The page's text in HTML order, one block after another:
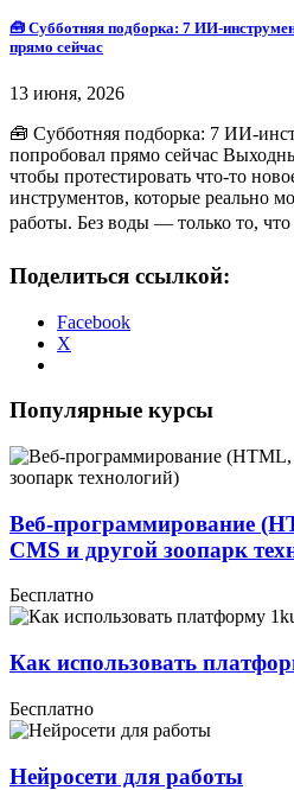
🧰 Субботняя подборка: 7 ИИ-
прямо сейчас
13 июня, 2026
🧰 Субботняя подборка: 7 ИИ-
попробовал прямо сейчас
чтобы протестировать что-то
инструментов, которые реально
работы. Без воды — только то,
Поделиться ссылкой:
Facebook
X
Популярные курсы
Веб-программирование
CMS и другой зоопарк
Бесплатно
Как использовать
Бесплатно
Нейросети для работы